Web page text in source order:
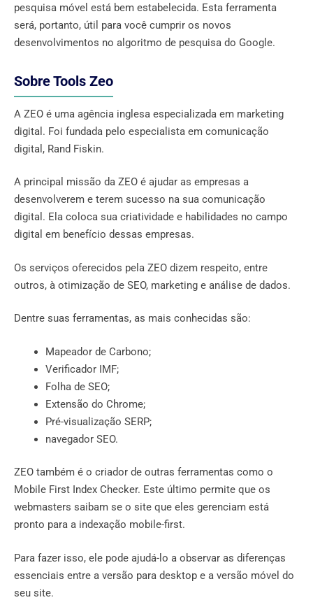
pesquisa móvel está bem estabelecida. Esta ferramenta
será, portanto, útil para você cumprir os novos
desenvolvimentos no algoritmo de pesquisa do Google.
Sobre Tools Zeo
A ZEO é uma agência inglesa especializada em marketing
digital. Foi fundada pelo especialista em comunicação
digital, Rand Fiskin.
A principal missão da ZEO é ajudar as empresas a
desenvolverem e terem sucesso na sua comunicação
digital. Ela coloca sua criatividade e habilidades no campo
digital em benefício dessas empresas.
Os serviços oferecidos pela ZEO dizem respeito, entre
outros, à otimização de SEO, marketing e análise de dados.
Dentre suas ferramentas, as mais conhecidas são:
Mapeador de Carbono;
Verificador IMF;
Folha de SEO;
Extensão do Chrome;
Pré-visualização SERP;
navegador SEO.
ZEO também é o criador de outras ferramentas como o
Mobile First Index Checker. Este último permite que os
webmasters saibam se o site que eles gerenciam está
pronto para a indexação mobile-first.
Para fazer isso, ele pode ajudá-lo a observar as diferenças
essenciais entre a versão para desktop e a versão móvel do
seu site.